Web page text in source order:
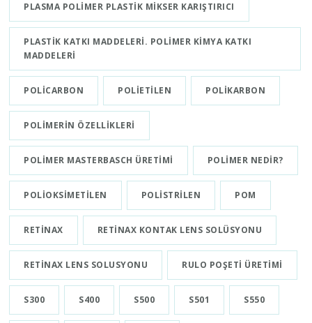
PLASMA POLIMER PLASTIK MIKSER KARIŞTIRICI
PLASTIK KATKI MADDELERI. POLIMER KIMYA KATKI
MADDELERI
POLICARBON POLIETILEN POLIKARBON
POLIMERIN ÖZELLIKLERI
POLIMER MASTERBASCH ÜRETIMI POLIMER NEDIR?
POLIOKSIMETILEN POLISTRILEN POM
RETINAX RETINAX KONTAK LENS SOLÜSYONU
RETINAX LENS SOLUSYONU RULO POŞETI ÜRETIMI
S300 S400 S500 S501 S550